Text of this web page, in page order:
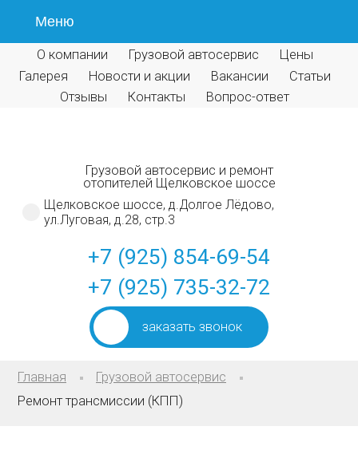
Меню
О компании Грузовой автосервис
Цены
Галерея
Новости и акции Вакансии
Статьи
Отзывы
Контакты Вопрос-ответ
Грузовой автосервис и ремонт
отопителей Щелковское шоссе
Щелковское шоссе, д.Долгое Лёдово,
ул.Луговая, д.28, стр.3
+7 (925) 854-69-54
+7 (925) 735-32-72
заказать звонок
Главная
Грузовой автосервис
Ремонт трансмиссии (КПП)